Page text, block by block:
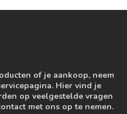
of je aankoop, neem
Hier vind je
op veelgestelde vragen
met ons op te nemen.